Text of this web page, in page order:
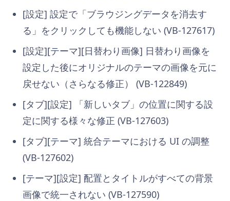
[設定] 設定で「ブラウジングデータを消去す
る」をクリックしても機能しない (VB-127617)
[設定][テーマ][日替わり画像] 日替わり画像を
設定した後にオリジナルのテーマの画像を元に
戻せない（さらなる修正） (VB-122849)
[タブ][設定] 「新しいタブ」の位置に関する設
定に関する様々な修正 (VB-127603)
[タブ][テーマ] 統合テーマにおける UI の調整
(VB-127602)
[テーマ][設定] 配置とタイトルがすべての背景
画像で統一されない (VB-127590)